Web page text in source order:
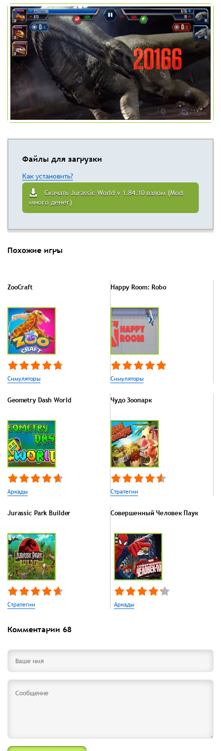
Файлы для загрузки
Как установить?
Скачать Jurassic World v 1.84.10 взлом (Mod
много денег)
Похожие игры
ZooCraft
Симуляторы
Happy Room: Robo
Симуляторы
Geometry Dash World
Аркады
Чудо Зоопарк
Стратегии
Jurassic Park Builder
Стратегии
Совершенный Человек Паук
Аркады
Комментарии 68